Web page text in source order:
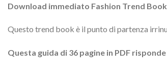
Download immediato Fashion Trend
Questo trend book è il punto di partenza
Questa guida di 36 pagine in PDF